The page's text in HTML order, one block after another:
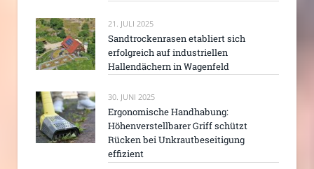
21. JULI 2025
Sandtrockenrasen etabliert sich
erfolgreich auf industriellen
Hallendächern in Wagenfeld
30. JUNI 2025
Ergonomische Handhabung:
Höhenverstellbarer Griff schützt
Rücken bei Unkrautbeseitigung
effizient